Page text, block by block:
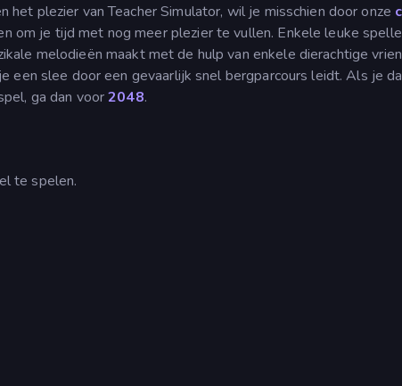
het plezier van Teacher Simulator, wil je misschien door onze
om je tijd met nog meer plezier te vullen. Enkele leuke
melodieën maakt met de hulp van enkele dierachtige
een slee door een gevaarlijk snel bergparcours leidt. Als je
ga dan voor2048.
te spelen.